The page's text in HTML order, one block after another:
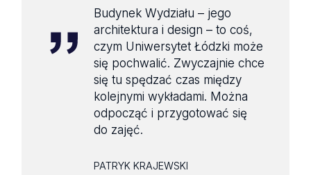
Budynek Wydziału – jego
architektura i design – to coś,
czym Uniwersytet Łódzki może
się pochwalić. Zwyczajnie chce
się tu spędzać czas między
kolejnymi wykładami. Można
odpocząć i przygotować się
do zajęć.
PATRYK KRAJEWSKI